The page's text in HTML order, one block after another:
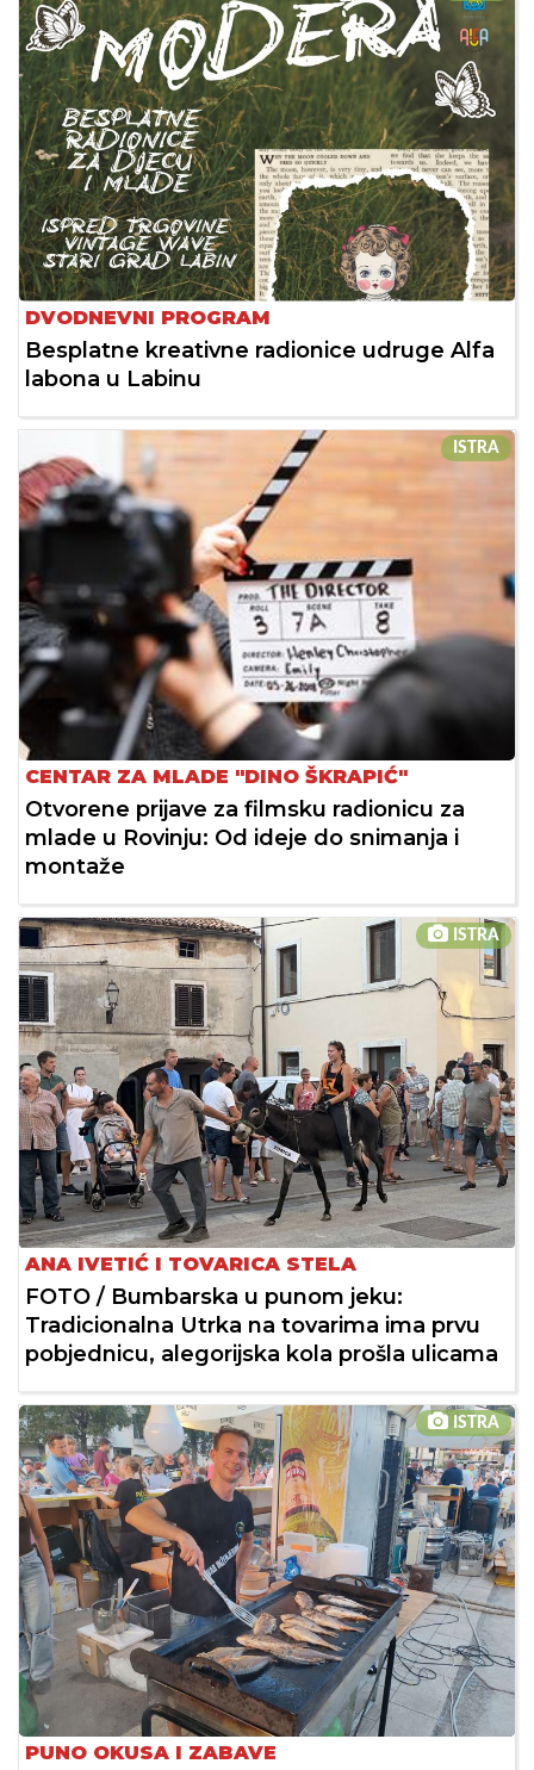
DVODNEVNI PROGRAM
Besplatne kreativne radionice udruge Alfa
labona u Labinu
ISTRA
CENTAR ZA MLADE "DINO ŠKRAPIĆ"
Otvorene prijave za filmsku radionicu za
mlade u Rovinju: Od ideje do snimanja i
montaže
ISTRA
ANA IVETIĆ I TOVARICA STELA
FOTO / Bumbarska u punom jeku:
Tradicionalna Utrka na tovarima ima prvu
pobjednicu, alegorijska kola prošla ulicama
ISTRA
PUNO OKUSA I ZABAVE